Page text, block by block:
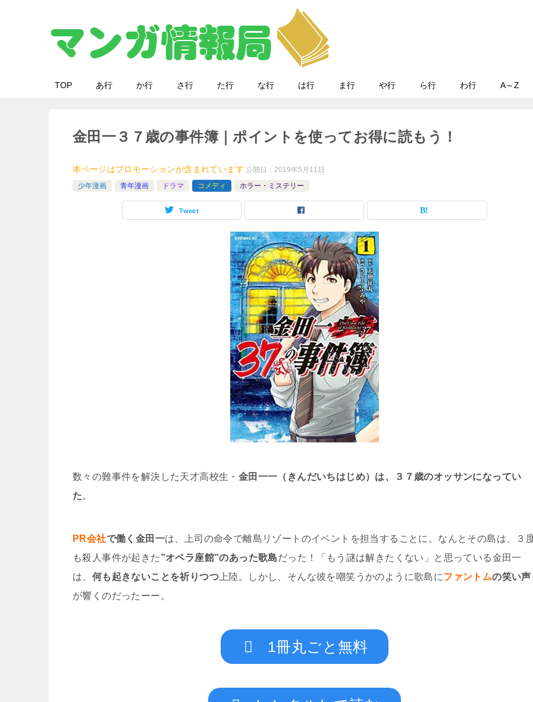
TOP あ行 か行 さ行 た行 な行 は行 ま行 や行 ら行 わ行 A～Z
金田一３７歳の事件簿｜ポイントを使ってお得に読もう！
本ページはプロモーションが含まれています 公開日：2019年5月11日
少年漫画
青年漫画 ドラマ コメディ ホラー・ミステリー
Tweet
数々の難事件を解決した天才高校生・ 金田一一（きんだいちはじめ）は、３７歳のオッサンになってい
た。
PR会社で働く金田一は、上司の命令で離島リゾートのイベントを担当することに。なんとその島は、３
も殺人事件が起きた ”オペラ座館”のあった歌島だった！「もう謎は解きたくない」と思っている金田一
は、 何も起きないことを祈りつつ 上陸。しかし、そんな彼を嘲笑うかのように歌島にファントムの笑い声
が響くのだったーー。
1冊丸ごと無料